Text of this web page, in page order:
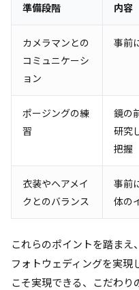
準備段階 内容
カメラマンとの
コミュニケーシ
ョン
事前
ポージングの練
習
鏡の
研究
把握
衣装やヘアメイ
クとのバランス
事前
体の
これらのポイントを踏まえ
フォトウェディングを実現
こそ実現できる、こだわり